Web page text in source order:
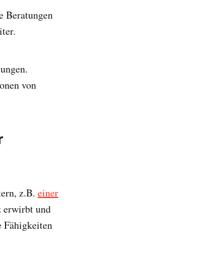
Beratungen
von
z.B. einer
erwirbt und
Fähigkeiten